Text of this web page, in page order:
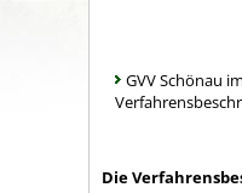
GVV Schönau
Die